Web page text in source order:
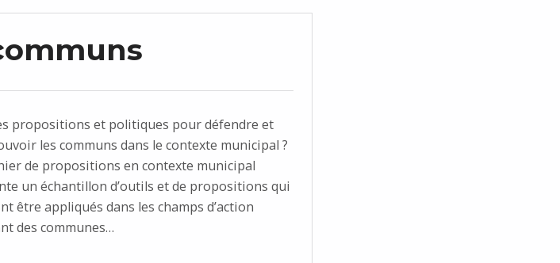
propositions et politiques pour défendre et
les communs dans le contexte municipal ?
de propositions en contexte municipal
un échantillon d’outils et de propositions qui
être appliqués dans les champs d’action
des communes…